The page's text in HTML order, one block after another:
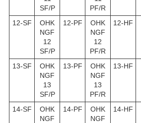
SF/P
PF/R
12-SF
OHK
NGF
12
SF/P
12-PF
OHK
NGF
12
PF/R
12-HF
13-SF
OHK
NGF
13
SF/P
13-PF
OHK
NGF
13
PF/R
13-HF
14-SF
OHK
NGF
14-PF
OHK
NGF
14-HF